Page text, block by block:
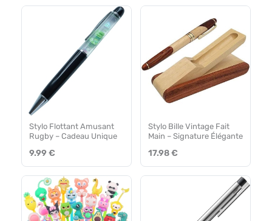
Stylo Flottant Amusant
Rugby – Cadeau Unique
9.99 €
Stylo Bille Vintage Fait
Main – Signature Élégante
17.98 €